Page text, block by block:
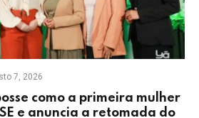
7, 2026
como a primeira mulher
e anuncia a retomada do